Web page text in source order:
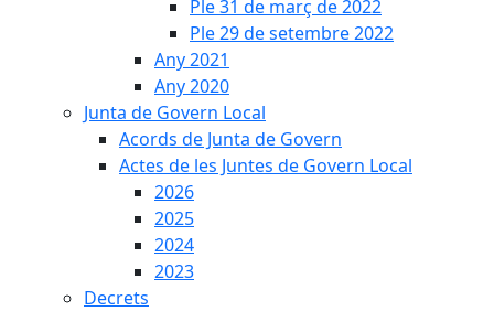
Ple 31 de març de 2022
Ple 29 de setembre 2022
Any 2021
Any 2020
Junta de Govern Local
Acords de Junta de Govern
Actes de les Juntes de Govern Local
2026
2025
2024
2023
Decrets